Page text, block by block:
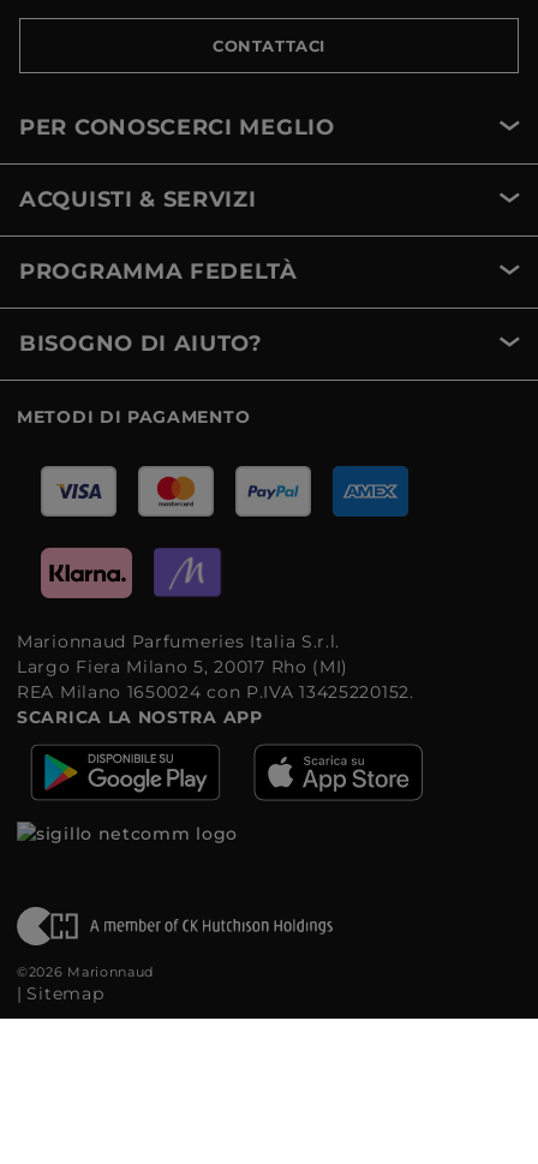
CONTATTACI
PER CONOSCERCI MEGLIO
ACQUISTI & SERVIZI
PROGRAMMA FEDELTÀ
BISOGNO DI AIUTO?
METODI DI PAGAMENTO
Marionnaud Parfumeries Italia S.r.l.
Largo Fiera Milano 5, 20017 Rho (MI)
REA Milano 1650024 con P.IVA 13425220152.
SCARICA LA NOSTRA APP
©2026 Marionnaud
| Sitemap